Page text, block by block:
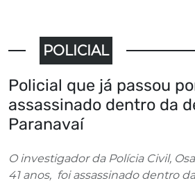
POLICIAL
Policial que já passou
assassinado dentro da
Paranavaí
O investigador da Polícia Civil,
41 anos, foi assassinado dentro